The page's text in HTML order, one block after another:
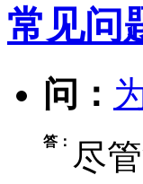
常见问
问：
答： 尽